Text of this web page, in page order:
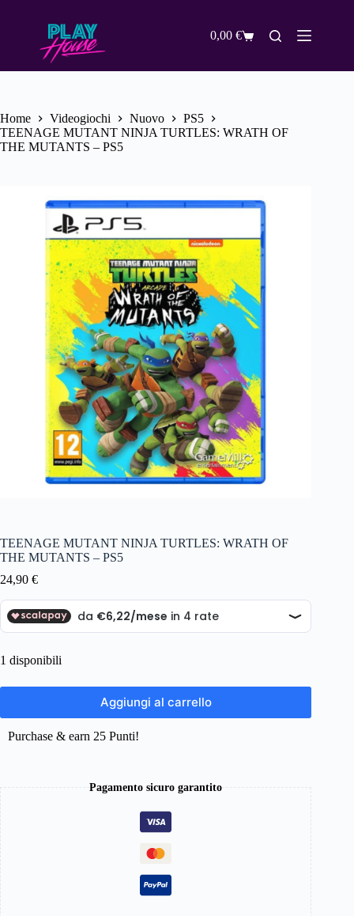
Carrello
0,00€
Home Videogiochi Nuovo
PS5
TEENAGE MUTANT NINJA TURTLES: WRATH OF
THE MUTANTS – PS5
TEENAGE MUTANT NINJA TURTLES: WRATH OF
THE MUTANTS – PS5
24,90 €
1 disponibili
Aggiungi al carrello
Purchase & earn 25 Punti!
Pagamento sicuro garantito